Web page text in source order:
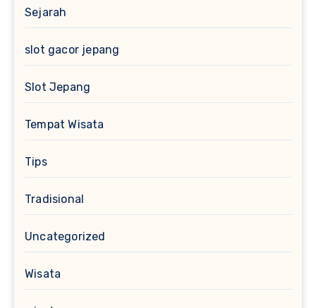
Sejarah
slot gacor jepang
Slot Jepang
Tempat Wisata
Tips
Tradisional
Uncategorized
Wisata